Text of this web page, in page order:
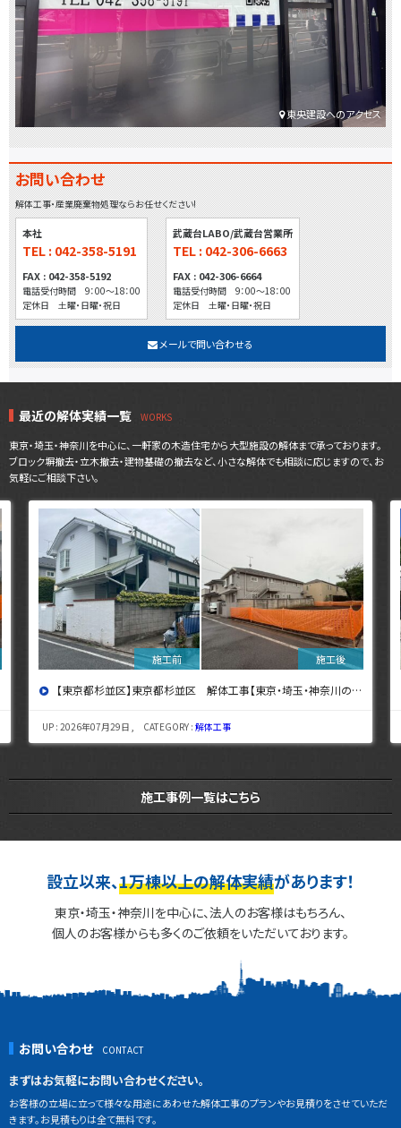
東央建設へのアクセス
お問い合わせ
解体工事・産業廃棄物処理ならお任せください!
本社
TEL : 042-358-5191
FAX : 042-358-5192
電話受付時間 9：00～18：00
定休日 土曜・日曜・祝日
武蔵台LABO/武蔵台営業所
TEL : 042-306-6663
FAX : 042-306-6664
電話受付時間 9：00～18：00
定休日 土曜・日曜・祝日
メールで問い合わせる
最近の解体実績一覧
東京・埼玉・神奈川を中心に、一軒家の木造住宅から大型施設の解体まで承っております。
ブロック塀撤去・立木撤去・建物基礎の撤去など、小さな解体でも相談に応じますので、お
気軽にご相談下さい。
【東京都杉並区】東京都杉並区 解体工事【東京・埼玉・神奈川の解体工事なら東央建設へ】
UP : 2026年07月29日 , CATEGORY :解体工事
施工事例一覧はこちら
設立以来、1万棟以上の解体実績があります！
東京・埼玉・神奈川を中心に、法人のお客様はもちろん、
個人のお客様からも多くのご依頼をいただいております。
お問い合わせ
まずはお気軽にお問い合わせください。
お客様の立場に立って様々な用途にあわせた解体工事のプランやお見積りをさせていただ
きます。お見積もりは全て無料です。